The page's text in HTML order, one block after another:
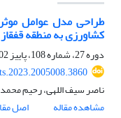
طراحی مدل عوامل
کشاورزی به منطقه
دوره 27، شماره 108، پاییز 1402، صفحه
ناصر سیف اللهی، رحیم
مشاهده مقاله
اصل